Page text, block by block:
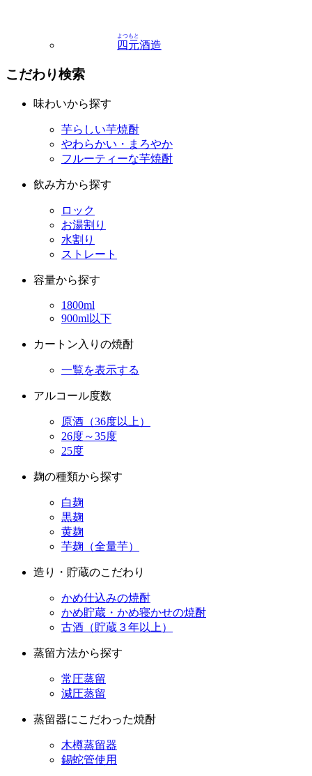
四元
よつもと
酒造
こだわり検索
味わいから探す
芋らしい芋焼酎
やわらかい・まろやか
フルーティーな芋焼酎
飲み方から探す
ロック
お湯割り
水割り
ストレート
容量から探す
1800ml
900ml以下
カートン入りの焼酎
一覧を表示する
アルコール度数
原酒（36度以上）
26度～35度
25度
麹の種類から探す
白麹
黒麹
黄麹
芋麹（全量芋）
造り・貯蔵のこだわり
かめ仕込みの焼酎
かめ貯蔵・かめ寝かせの焼酎
古酒（貯蔵３年以上）
蒸留方法から探す
常圧蒸留
減圧蒸留
蒸留器にこだわった焼酎
木樽蒸留器
錫蛇管使用